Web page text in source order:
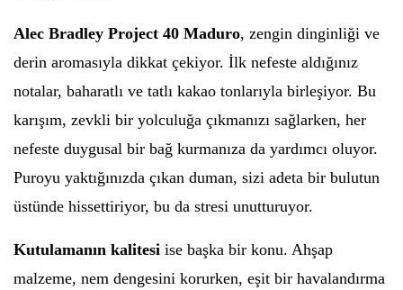
Alec Bradley Project 40 Maduro, zengin dinginliği ve
derin aromasıyla dikkat çekiyor. İlk nefeste aldığınız
notalar, baharatlı ve tatlı kakao tonlarıyla birleşiyor. Bu
karışım, zevkli bir yolculuğa çıkmanızı sağlarken, her
nefeste duygusal bir bağ kurmanıza da yardımcı oluyor.
Puroyu yaktığınızda çıkan duman, sizi adeta bir bulutun
üstünde hissettiriyor, bu da stresi unutturuyor.
Kutulamanın kalitesi ise başka bir konu. Ahşap
malzeme, nem dengesini korurken, eşit bir havalandırma